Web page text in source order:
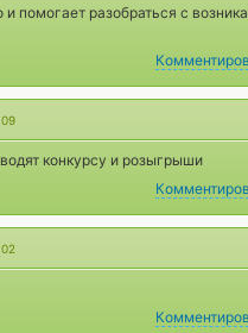
и помогает разобраться с
конкурсу и розыгрыши